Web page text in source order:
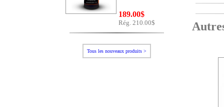
189.00$
Rég. 210.00$
Tous les nouveaux produits >
Autres